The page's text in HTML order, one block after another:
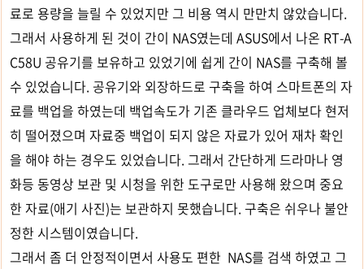
료로 용량을 늘릴 수 있었지만 그 비용 역시 만만치 않았습니다.
그래서 사용하게 된 것이 간이 NAS였는데 ASUS에서 나온 RT-A
C58U 공유기를 보유하고 있었기에 쉽게 간이 NAS를 구축해 볼
수 있었습니다. 공유기와 외장하드로 구축을 하여 스마트폰의 자
료를 백업을 하였는데 백업속도가 기존 클라우드 업체보다 현저
히 떨어졌으며 자료중 백업이 되지 않은 자료가 있어 재차 확인
을 해야 하는 경우도 있었습니다. 그래서 간단하게 드라마나 영
화등 동영상 보관 및 시청을 위한 도구로만 사용해 왔으며 중요
한 자료(애기 사진)는 보관하지 못했습니다. 구축은 쉬우나 불안
정한 시스템이였습니다.
그래서 좀 더 안정적이면서 사용도 편한 NAS를 검색 하였고 그